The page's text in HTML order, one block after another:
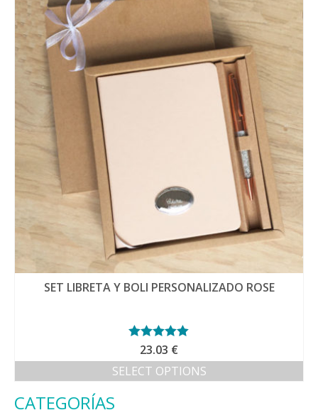
SET LIBRETA Y BOLI PERSONALIZADO ROSE
Valorado con
5.00de 5
23.03 €
SELECT OPTIONS
CATEGORÍAS